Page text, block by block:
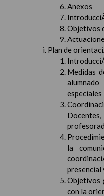
Anexos
Objetivos
Plan de
Medidas
especiales
la
presencial
Objetivos
con la